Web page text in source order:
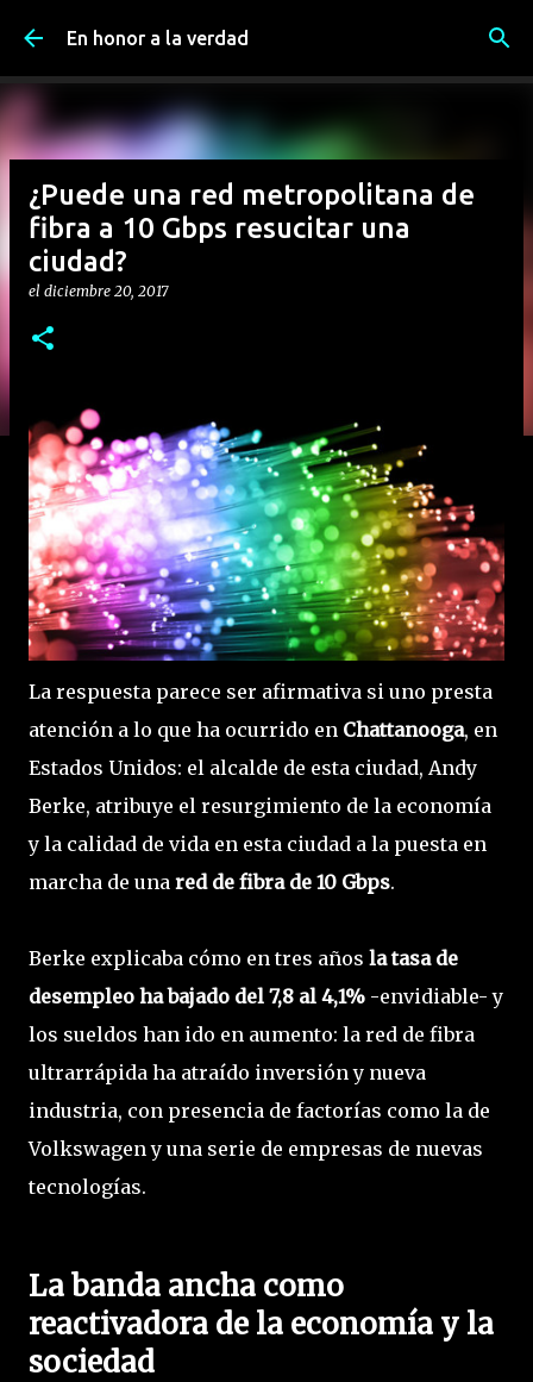
Ir al contenido principal
En honor a la verdad
¿Puede una red metropolitana de
fibra a 10 Gbps resucitar una
ciudad?
el diciembre 20, 2017
La respuesta parece ser afirmativa si uno presta
atención a lo que ha ocurrido en Chattanooga, en
Estados Unidos: el alcalde de esta ciudad, Andy
Berke, atribuye el resurgimiento de la economía
y la calidad de vida en esta ciudad a la puesta en
marcha de una red de fibra de 10 Gbps.
Berke explicaba cómo en tres años la tasa de
desempleo ha bajado del 7,8 al 4,1% -envidiable- y
los sueldos han ido en aumento: la red de fibra
ultrarrápida ha atraído inversión y nueva
industria, con presencia de factorías como la de
Volkswagen y una serie de empresas de nuevas
tecnologías.
La banda ancha como
reactivadora de la economía y la
sociedad